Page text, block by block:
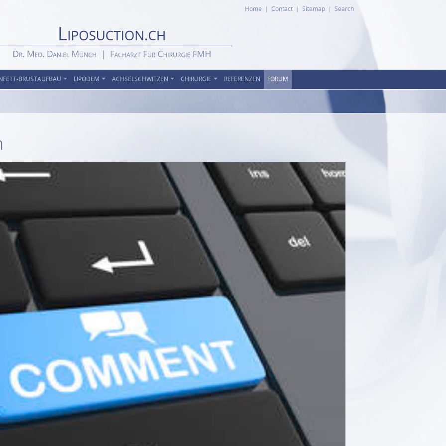
Home Contact Sitemap Search
BRUSTAUFBAU LIPÖDEM ACHSELSCHWITZEN CHIRURGIE REFERENZEN FORUM